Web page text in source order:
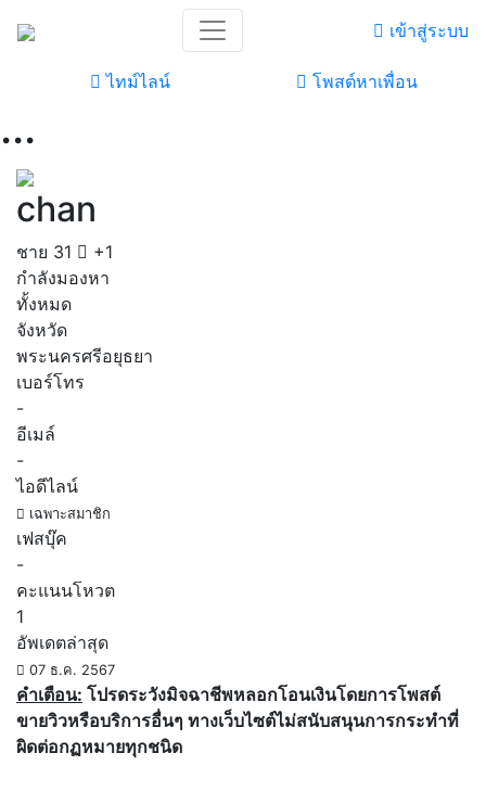
เข้าสู่ระบบ
ไทม์ไลน์ โพสต์หาเพื่อน
...
chan
ชาย 31
+1
กำลังมองหา
ทั้งหมด
จังหวัด
พระนครศรีอยุธยา
เบอร์โทร
-
อีเมล์
-
ไอดีไลน์
เฉพาะสมาชิก
เฟสบุ๊ค
-
คะแนนโหวต
1
อัพเดตล่าสุด
07 ธ.ค. 2567
คำเตือน: โปรดระวังมิจฉาชีพหลอกโอนเงินโดยการโพสต์
ขายวิวหรือบริการอื่นๆ ทางเว็บไซต์ไม่สนับสนุนการกระทำที่
ผิดต่อกฏหมายทุกชนิด